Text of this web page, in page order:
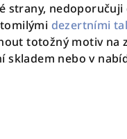
strany, nedoporučuji
dezertními
totožný motiv na
nebo v